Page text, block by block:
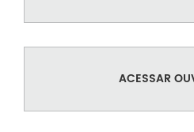
ACESSAR